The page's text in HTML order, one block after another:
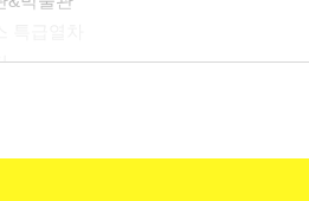
스 슈퍼마켓 즐기기